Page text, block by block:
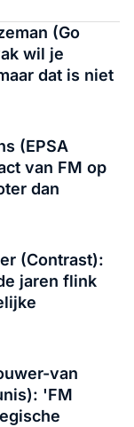
(Go
wil je
dat is niet
(EPSA
van FM op
dan
(Contrast):
jaren flink
van
'FM